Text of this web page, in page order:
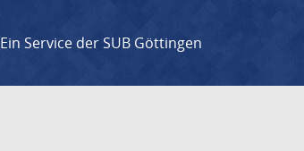
Ein Service der SUB Göttingen